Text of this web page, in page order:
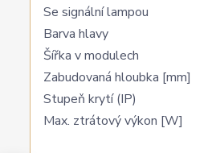
Se signální lampou
Barva hlavy
Šířka v modulech
Zabudovaná hloubka [mm]
Stupeň krytí (IP)
Max. ztrátový výkon [W]